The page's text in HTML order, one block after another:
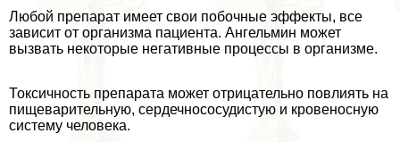
Любой препарат имеет свои побочные эффекты, все
зависит от организма пациента. Ангельмин может
вызвать некоторые негативные процессы в организме.
Токсичность препарата может отрицательно повлиять на
пищеварительную, сердечнососудистую и кровеносную
систему человека.